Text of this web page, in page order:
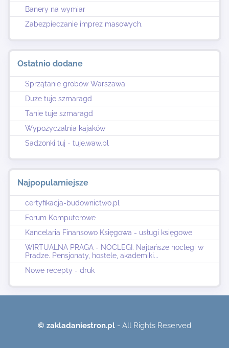
Banery na wymiar
Zabezpieczanie imprez masowych.
Ostatnio dodane
Sprzątanie grobów Warszawa
Duże tuje szmaragd
Tanie tuje szmaragd
Wypożyczalnia kajaków
Sadzonki tuj - tuje.waw.pl
Najpopularniejsze
certyfikacja-budownictwo.pl
Forum Komputerowe
Kancelaria Finansowo Księgowa - usługi księgowe
WIRTUALNA PRAGA - NOCLEGI. Najtańsze noclegi w
Pradze. Pensjonaty, hostele, akademiki...
Nowe recepty - druk
© zakladaniestron.pl - All Rights Reserved